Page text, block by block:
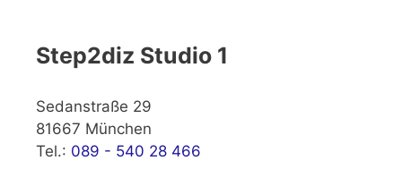
Step2diz Studio 1
Sedanstraße 29
81667 München
Tel.: 089 - 540 28 466